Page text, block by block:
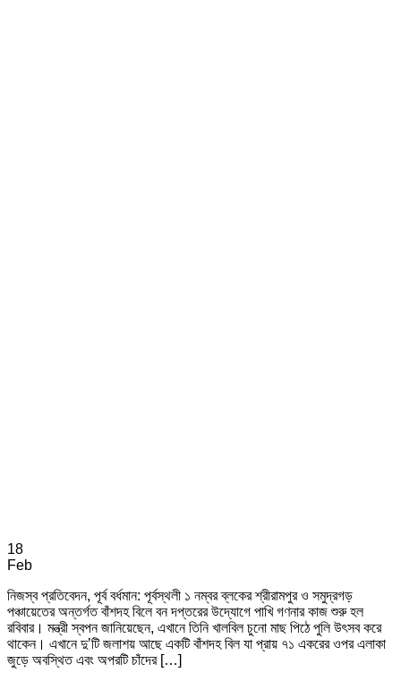
18
Feb
নিজস্ব প্রতিবেদন, পূর্ব বর্ধমান: পূর্বস্থলী ১ নম্বর ব্লকের শ্রীরামপুর ও সমুদ্রগড়
পঞ্চায়েতের অন্তর্গত বাঁশদহ বিলে বন দপ্তরের উদ্যোগে পাখি গণনার কাজ শুরু হল
রবিবার। মন্ত্রী স্বপন জানিয়েছেন, এখানে তিনি খালবিল চুনো মাছ পিঠে পুলি উৎসব করে
থাকেন। এখানে দু’টি জলাশয় আছে একটি বাঁশদহ বিল যা প্রায় ৭১ একরের ওপর এলাকা
জুড়ে অবস্থিত এবং অপরটি চাঁদের […]